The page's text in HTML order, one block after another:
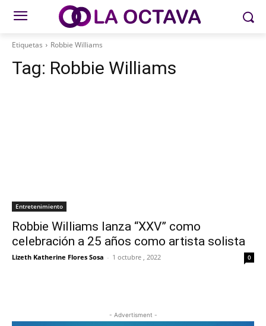
Etiquetas Robbie Williams
Tag: Robbie Williams
Entretenimiento
Robbie Williams lanza “XXV” como
celebración a 25 años como artista solista
Lizeth Katherine Flores Sosa - 1 octubre , 2022 0
- Advertisment -